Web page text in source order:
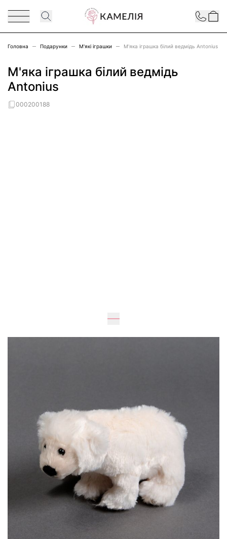
Contact
Головна Подарунки М'які іграшки М'яка іграшка білий ведмідь Antonius
М'яка іграшка білий ведмідь
Antonius
000200188
625 грн
Доставка